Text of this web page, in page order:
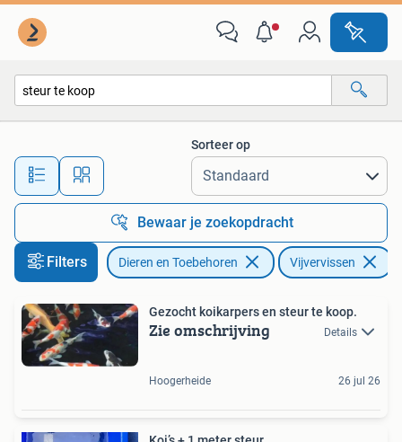
Alle afstanden…
Sorteer op
Bewaar je zoekopdracht
Filters Dieren en Toebehoren Vijvervissen
Gezocht koikarpers en steur te koop.
Zie omschrijving Details
Hoogerheide 26 jul 26